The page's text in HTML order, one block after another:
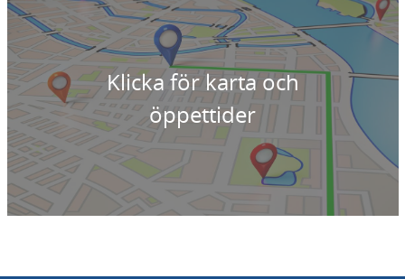
Klicka för karta och
öppettider